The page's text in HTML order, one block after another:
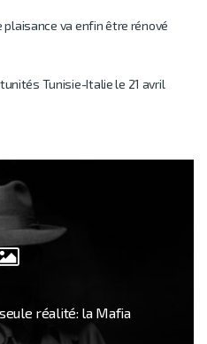
plaisance va enfin être rénové
Tunisie-Italie le 21 avril
réalité: la Mafia